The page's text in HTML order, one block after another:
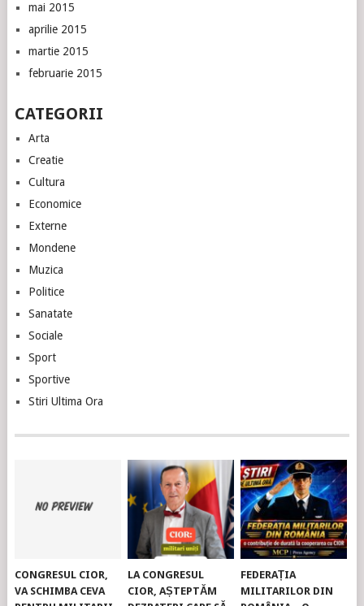
mai 2015
aprilie 2015
martie 2015
februarie 2015
CATEGORII
Arta
Creatie
Cultura
Economice
Externe
Mondene
Muzica
Politice
Sanatate
Sociale
Sport
Sportive
Stiri Ultima Ora
CONGRESUL CIOR,
VA SCHIMBA CEVA
LA CONGRESUL
CIOR, AȘTEPTĂM
FEDERAȚIA
MILITARILOR DIN